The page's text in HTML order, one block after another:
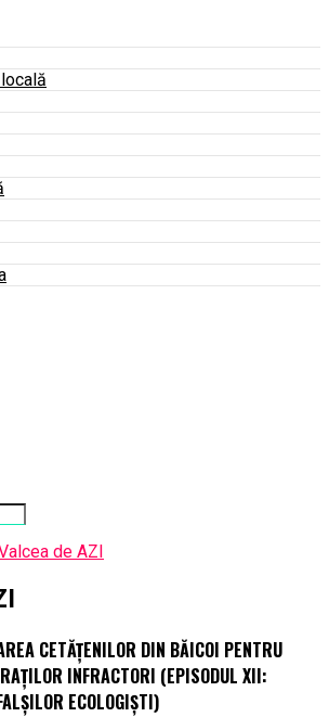
CETĂȚENILOR DIN BĂICOI PENTRU
INFRACTORI (EPISODUL XII:
ECOLOGIȘTI)